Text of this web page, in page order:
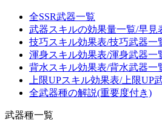
全SSR武器一覧
武器スキルの効果量一覧/早見
技巧スキル効果表/技巧武器一
渾身スキル効果表/渾身武器一
背水スキル効果表/背水武器一
上限UPスキル効果表/上限UP
全武器種の解説(重要度付き)
武器種一覧